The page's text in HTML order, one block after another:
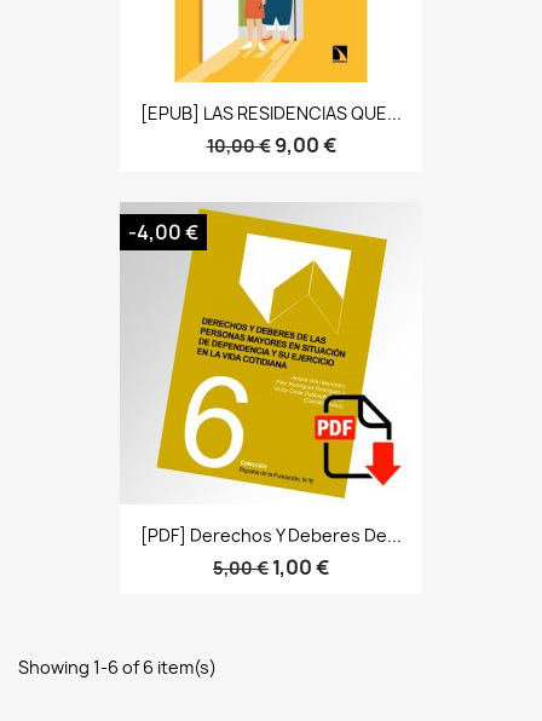
[ePUB] LAS RESIDENCIAS QUE...
10,00 € 9,00 €
[PDF] Derechos Y Deberes De...
5,00 € 1,00 €
-4,00 €
Showing 1-6 of 6 item(s)